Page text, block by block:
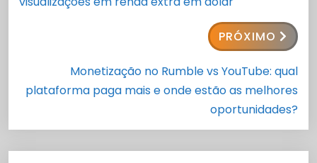
PRÓXIMO
Monetização no Rumble vs YouTube: qual
plataforma paga mais e onde estão as melhores
oportunidades?